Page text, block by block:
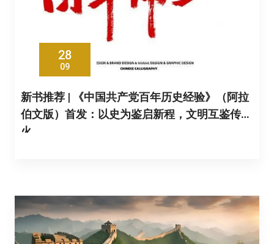
28
09
新书推荐 | 《中国共产党百年历史经验》（阿拉
伯文版）首发：以史为鉴启新程，文明互鉴传薪
火